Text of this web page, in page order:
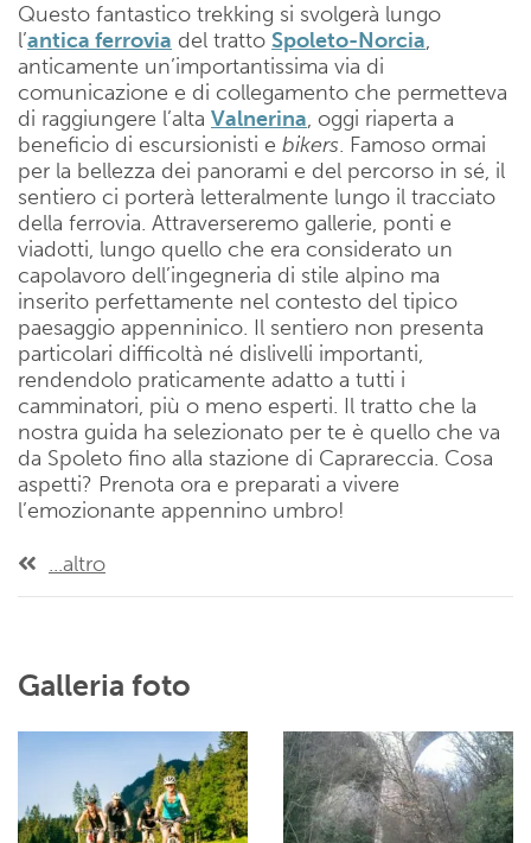
Questo fantastico trekking si svolgerà lungo
l’antica ferrovia del tratto Spoleto-Norcia,
anticamente un’importantissima via di
comunicazione e di collegamento che permetteva
di raggiungere l’alta Valnerina, oggi riaperta a
beneficio di escursionisti e bikers. Famoso ormai
per la bellezza dei panorami e del percorso in sé, il
sentiero ci porterà letteralmente lungo il tracciato
della ferrovia. Attraverseremo gallerie, ponti e
viadotti, lungo quello che era considerato un
capolavoro dell’ingegneria di stile alpino ma
inserito perfettamente nel contesto del tipico
paesaggio appenninico. Il sentiero non presenta
particolari difficoltà né dislivelli importanti,
rendendolo praticamente adatto a tutti i
camminatori, più o meno esperti. Il tratto che la
nostra guida ha selezionato per te è quello che va
da Spoleto fino alla stazione di Caprareccia. Cosa
aspetti? Prenota ora e preparati a vivere
l’emozionante appennino umbro!
...altro
Galleria foto